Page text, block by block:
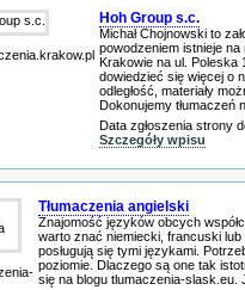
Hoh Group s.c.
Michał Chojnowski to
powodzeniem istnieje
Krakowie na ul. Poleska
dowiedzieć się więcej o
odległość, materiały
Dokonujemy tłumaczeń
Data zgłoszenia strony
Szczegóły wpisu
Tłumaczenia angielski
Znajomość języków obcych
warto znać niemiecki, francuski
posługują się tymi językami.
poziomie. Dlaczego są one tak
się na blogu tlumaczenia-slask.eu.